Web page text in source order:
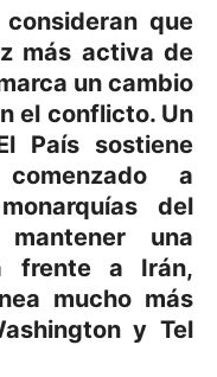
que
más activa de
un cambio
el conflicto. Un
País sostiene
a
del
una
frente a Irán,
mucho más
y Tel